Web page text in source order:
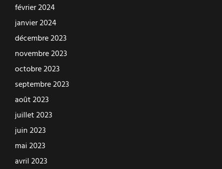
février 2024
janvier 2024
décembre 2023
novembre 2023
octobre 2023
septembre 2023
août 2023
juillet 2023
juin 2023
mai 2023
avril 2023